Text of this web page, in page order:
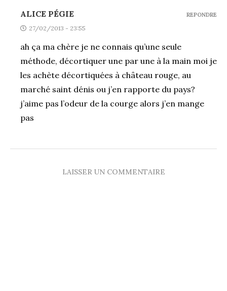
ALICE PÉGIE
27/02/2013 - 23:55
ah ça ma chère je ne connais qu’une seule
méthode, décortiquer une par une à la main moi je
les achète décortiquées à château rouge, au
marché saint dénis ou j’en rapporte du pays?
j’aime pas l’odeur de la courge alors j’en mange
pas
REPONDRE
LAISSER UN COMMENTAIRE